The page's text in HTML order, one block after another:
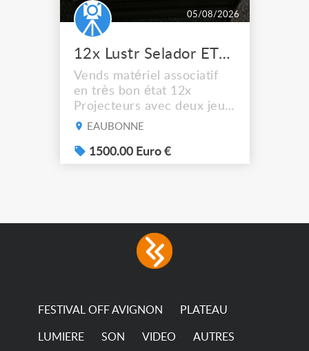
05/08/2026
12x Lustr Selador ETC Led 7x colors filtres
Vends matériel associatif
en très bon état 12x
Projecteurs avec deux jeux
de filtre filtre Lustr Selador
system – seven colour
LEDs providing the
consumption The
permanence of a 50,000-
EAUBONNE
1500.00 Euro €
FESTIVAL OFF AVIGNON PLATEAU
LUMIERE SON VIDEO AUTRES